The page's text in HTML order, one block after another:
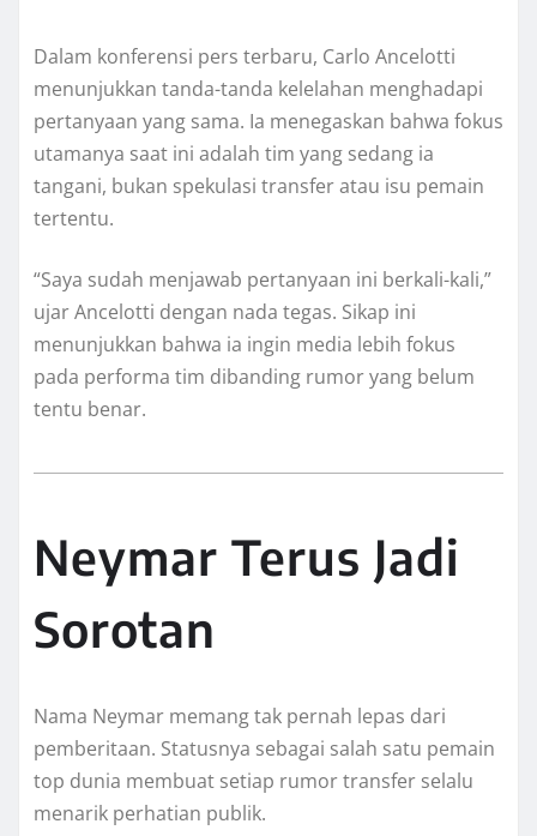
Dalam konferensi pers terbaru, Carlo Ancelotti
menunjukkan tanda-tanda kelelahan menghadapi
pertanyaan yang sama. Ia menegaskan bahwa fokus
utamanya saat ini adalah tim yang sedang ia
tangani, bukan spekulasi transfer atau isu pemain
tertentu.
“Saya sudah menjawab pertanyaan ini berkali-kali,”
ujar Ancelotti dengan nada tegas. Sikap ini
menunjukkan bahwa ia ingin media lebih fokus
pada performa tim dibanding rumor yang belum
tentu benar.
Neymar Terus Jadi
Sorotan
Nama Neymar memang tak pernah lepas dari
pemberitaan. Statusnya sebagai salah satu pemain
top dunia membuat setiap rumor transfer selalu
menarik perhatian publik.